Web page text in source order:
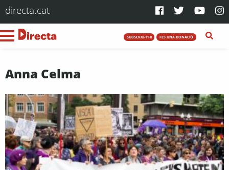
directa.cat
SUBSCRIU-T'HI FES UNA DONACIÓ
Anna Celma